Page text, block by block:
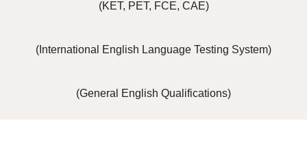
(KET, PET, FCE, CAE)
(International English Language Testing System)
(General English Qualifications)